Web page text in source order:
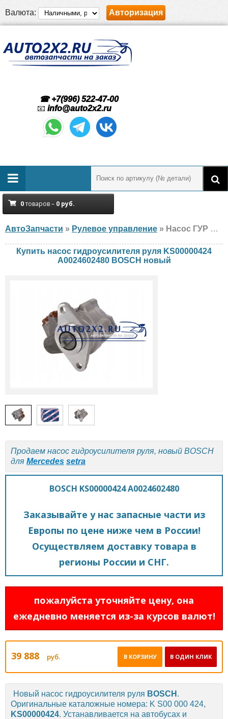
Валюта: Авторизация
☎ +7(996) 522-47-00
📧 info@auto2x2.ru
0товаров – 0 руб.
АвтоЗапчасти » Рулевое управление » Насос ГУР BOSCH KS00000424 A0024602480 Mercedes, setra, новый
Купить насос гидроусилителя руля KS00000424
A0024602480 BOSCH новый
Продаем насос гидроусилителя руля, новый BOSCH
для Mercedes setra
BOSCH KS00000424 A0024602480
Заказывайте у нас запасные части из
Европы по цене ниже чем в России!
Осуществляем доставку товара в
регионы России и СНГ.
пожалуйста уточняйте цену, она
ежедневно меняется из-за курсов валют!
39 888 руб. В ОДИН КЛИК
В КОРЗИНУ
Новый насос гидроусилителя руля BOSCH .
Оригинальные каталожные номера: K S00 000 424,
KS00000424. Устанавливается на автобусах и